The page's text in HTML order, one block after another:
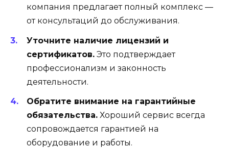
компания предлагает полный комплекс —
от консультаций до обслуживания.
Уточните наличие лицензий и
сертификатов. Это подтверждает
профессионализм и законность
деятельности.
Обратите внимание на гарантийные
обязательства. Хороший сервис всегда
сопровождается гарантией на
оборудование и работы.